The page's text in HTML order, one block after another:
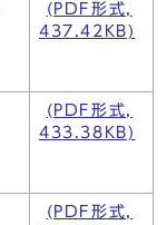
(PDF形式,
437.42KB)
(PDF形式,
433.38KB)
(PDF形式,